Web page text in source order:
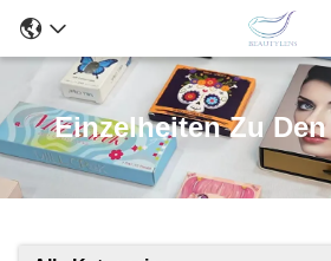
Einzelheiten Zu